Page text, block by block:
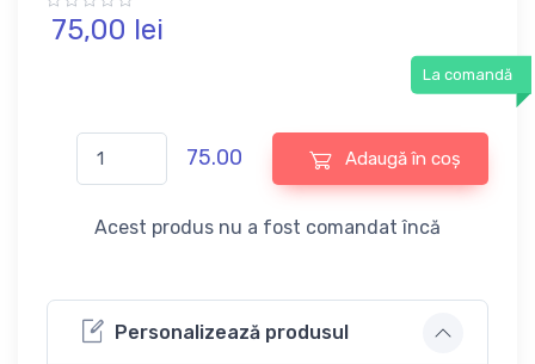
75,00 lei
La comandă
75.00 Adaugă în coș
Acest produs nu a fost comandat încă
Personalizează produsul